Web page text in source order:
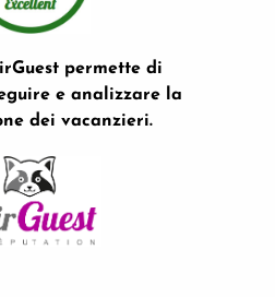
permette di
e analizzare la
dei vacanzieri.